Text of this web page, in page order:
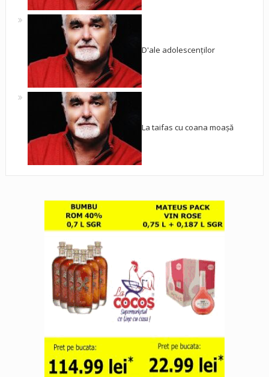
D'ale adolescenților
La taifas cu coana moașă